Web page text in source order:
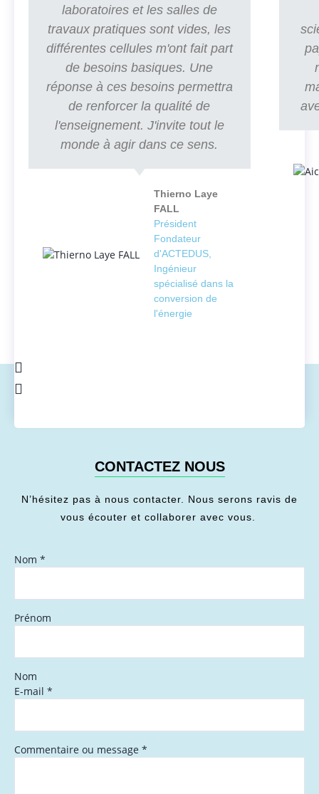
laboratoires et les salles de
travaux pratiques sont vides, les
différentes cellules m'ont fait part
de besoins basiques. Une
réponse à ces besoins permettra
de renforcer la qualité de
l'enseignement. J'invite tout le
monde à agir dans ce sens.
Thierno Laye
FALL
Président
Fondateur
d'ACTEDUS,
Ingénieur
spécialisé dans la
conversion de
l'énergie
CONTACTEZ NOUS
N’hésitez pas à nous contacter. Nous serons ravis de
vous écouter et collaborer avec vous.
Nom *
Prénom
Nom
E-mail *
Commentaire ou message *